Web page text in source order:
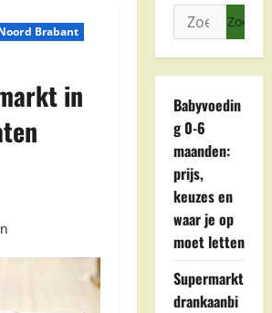
Brabant
in
Zoeken
naar:
Babyvoedin
g 0-6
maanden:
prijs,
keuzes en
waar je op
moet letten
Supermarkt
drankaanbi